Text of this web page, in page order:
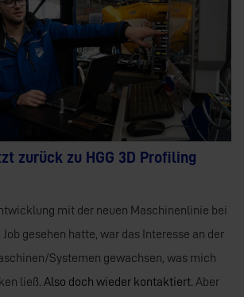
zurück zu HGG 3D Profiling
mit der neuen Maschinenlinie bei
gesehen hatte, war das Interesse an der
Systemen gewachsen, was mich
ließ. Also doch wieder kontaktiert. Aber